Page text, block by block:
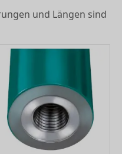
und Längen sind